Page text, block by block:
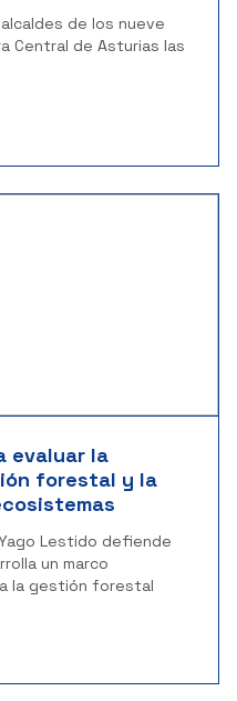
de los nueve
Central de Asturias las
evaluar la
forestal y la
defiende
un marco
la gestión forestal